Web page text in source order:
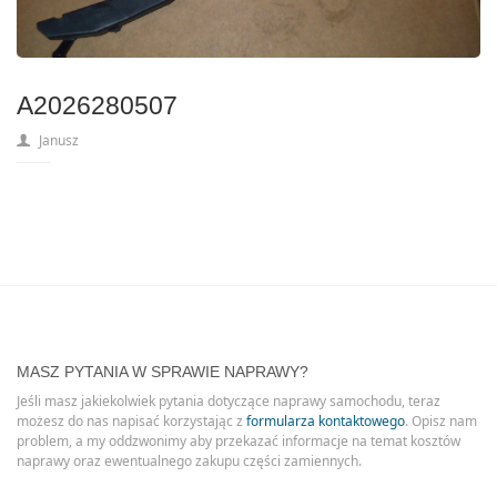
A2026280507
Janusz
MASZ PYTANIA W SPRAWIE NAPRAWY?
Jeśli masz jakiekolwiek pytania dotyczące naprawy samochodu, teraz
możesz do nas napisać korzystając z formularza kontaktowego. Opisz nam
problem, a my oddzwonimy aby przekazać informacje na temat kosztów
naprawy oraz ewentualnego zakupu części zamiennych.